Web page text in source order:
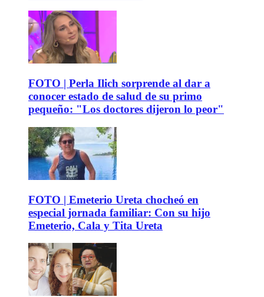
FOTO | Perla Ilich sorprende al dar a
conocer estado de salud de su primo
pequeño: "Los doctores dijeron lo peor"
FOTO | Emeterio Ureta chocheó en
especial jornada familiar: Con su hijo
Emeterio, Cala y Tita Ureta